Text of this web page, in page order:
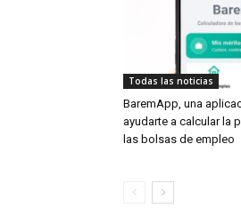
Todas las noticias
BaremApp, una
ayudarte a calcular la
las bolsas de empleo